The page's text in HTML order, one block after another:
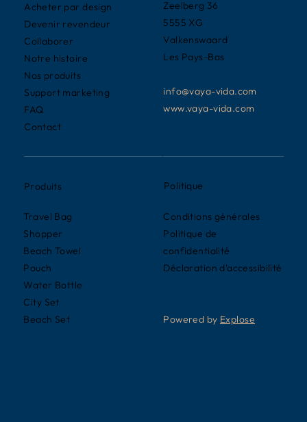
Zeelberg 36
5555 XG
Valkenswaard
Les Pays-Bas
info@vaya-vida.com
www.vaya-vida.com
Acheter par design
Devenir revendeur
Collaborer
Notre histoire
Nos produits
Support marketing
FAQ
Contact
Produits
Travel Bag
Shopper
Beach Towel
Pouch
Water Bottle
City Set
Beach Set
Politique
Conditions générales
Politique de
confidentialité
Déclaration d'accessibilité
Powered by Explose